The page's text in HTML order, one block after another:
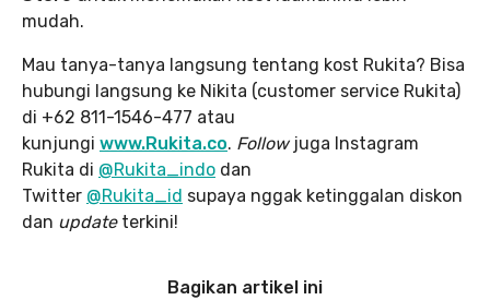
mudah.
Mau tanya-tanya langsung tentang kost Rukita? Bisa
hubungi langsung ke Nikita (customer service Rukita)
di +62 811-1546-477 atau
kunjungi www.Rukita.co. Follow juga Instagram
Rukita di @Rukita_indo dan
Twitter @Rukita_id supaya nggak ketinggalan diskon
dan update terkini!
Bagikan artikel ini